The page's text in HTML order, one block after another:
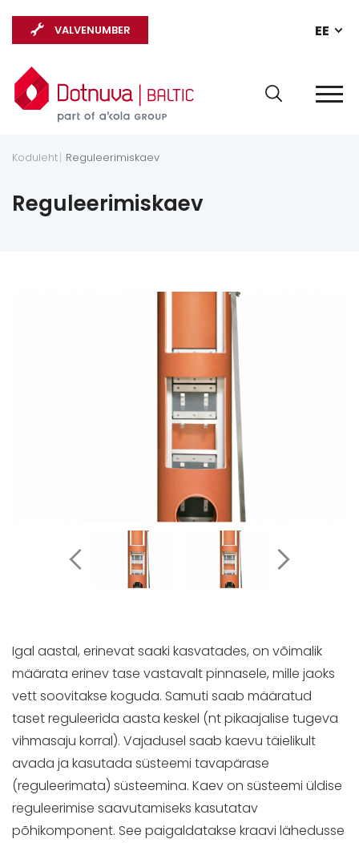
EE
VALVENUMBER
Koduleht Reguleerimiskaev
Reguleerimiskaev
Igal aastal, erinevat saaki kasvatades, on võimalik
määrata erinev tase vastavalt pinnasele, mille jaoks
vett soovitakse koguda. Samuti saab määratud
taset reguleerida aasta keskel (nt pikaajalise tugeva
vihmasaju korral). Vajadusel saab kaevu täielikult
avada ja kasutada süsteemi tavapärase
(reguleerimata) süsteemina. Kaev on süsteemi üldise
reguleerimise saavutamiseks kasutatav
põhikomponent. See paigaldatakse kraavi lähedusse